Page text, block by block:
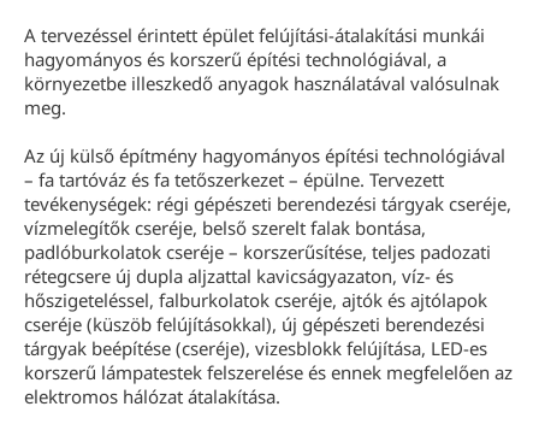
A tervezéssel érintett épület felújítási-átalakítási munkái
hagyományos és korszerű építési technológiával, a
környezetbe illeszkedő anyagok használatával valósulnak
meg.
Az új külső építmény hagyományos építési technológiával
– fa tartóváz és fa tetőszerkezet – épülne. Tervezett
tevékenységek: régi gépészeti berendezési tárgyak cseréje,
vízmelegítők cseréje, belső szerelt falak bontása,
padlóburkolatok cseréje – korszerűsítése, teljes padozati
rétegcsere új dupla aljzattal kavicságyazaton, víz- és
hőszigeteléssel, falburkolatok cseréje, ajtók és ajtólapok
cseréje (küszöb felújításokkal), új gépészeti berendezési
tárgyak beépítése (cseréje), vizesblokk felújítása, LED-es
korszerű lámpatestek felszerelése és ennek megfelelően az
elektromos hálózat átalakítása.